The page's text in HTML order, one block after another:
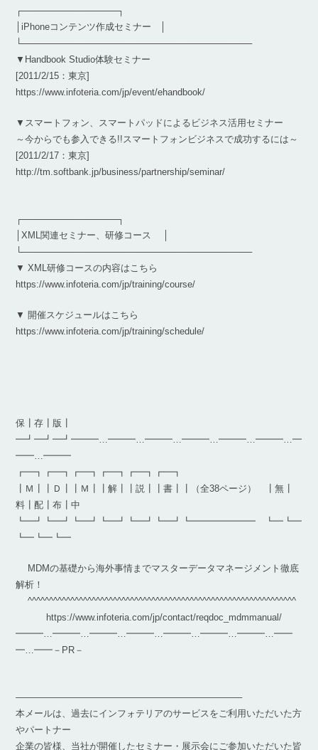
┌───────────────┐
│iPhoneコンテンツ作成セミナー │
└────────────────────────────────────
▼Handbook Studio体験セミナー
[2011/2/15：東京]
https://www.infoteria.com/jp/event/ehandbook/
▼スマートフォン、スマートパッドによるビジネス活用セミナー
～今からでも参入できる!!スマートフォンビジネスで成功するには～
[2011/2/17：東京]
http://tm.softbank.jp/business/partnership/seminar/
┌───────────────┐
│XML関連セミナー、研修コース │
└────────────────────────────────────
▼ XML研修コースの内容はこちら
https://www.infoteria.com/jp/training/course/
▼ 開催スケジュールはこちら
https://www.infoteria.com/jp/training/schedule/
保┃存┃版┃
━┛━┛━┛━━━…━━━…━━━…━━━…━━━…━━━…━
━━…━━━
┏━┓┏━┓┏━┓┏━┓┏━┓┏━┓
┃Ｍ┃┃Ｄ┃┃Ｍ┃┃解┃┃説┃┃書┃┃（全38ページ） ┃無┃
料┃配┃布┃中
┗━┛┗━┛┗━┛┗━┛┗━┛┗━┛┗━━━━━━━ ┗━┗━
┗━┗━┗━
MDMの基礎から海外事情までマスターデータマネージメント徹底
解析！
^^^^^^^^^^^^^^^^^^^^^^^^^^^^^^^^^^^^^^^^^^^^^^^^^^^^^^^^^^^^^^^
https://www.infoteria.com/jp/contact/reqdoc_mdmmanual/
━━━…━━━…━━━…━━━…━━━…━━━…━━━…━━
━…━━－PR－
————————————————————————–
本メールは、過去にインフォテリアのサービスをご利用いただいた方
やパートナー
企業の皆様、当社が開催したセミナー・展示会にご参加いただいた皆